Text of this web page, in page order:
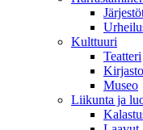
Kulttuuri
Teatteri
Kirjasto
Museo
Liikunta ja